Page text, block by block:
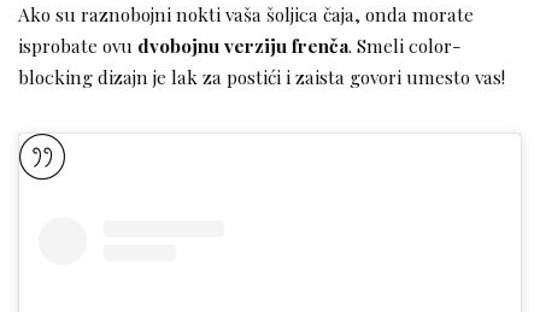
Ako su raznobojni nokti vaša šoljica čaja, onda morate
isprobate ovu dvobojnu verziju frenča. Smeli color-
blocking dizajn je lak za postići i zaista govori umesto vas!